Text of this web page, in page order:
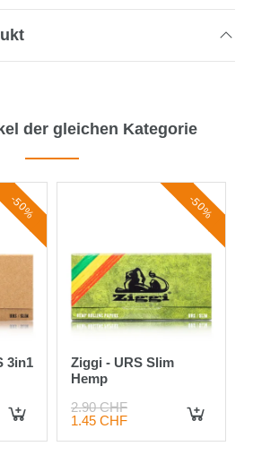
der gleichen Kategorie
-50%
3in1
-50%
Ziggi - URS Slim
Hemp
2.90 CHF
1.45 CHF